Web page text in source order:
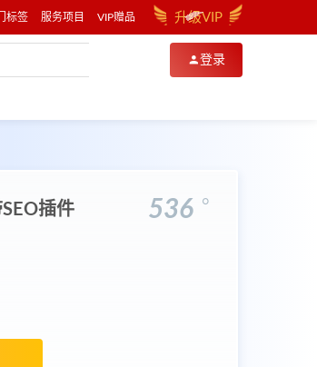
标签 服务项目 VIP赠品 升级VIP
登录
插件 536
。